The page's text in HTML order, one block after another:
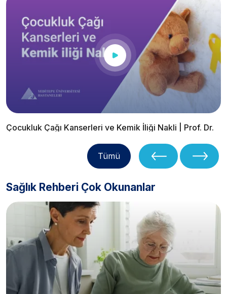
Çocukluk Çağı Kanserleri ve Kemik İliği Nakli | Prof. Dr.
Tümü
Sağlık Rehberi Çok Okunanlar